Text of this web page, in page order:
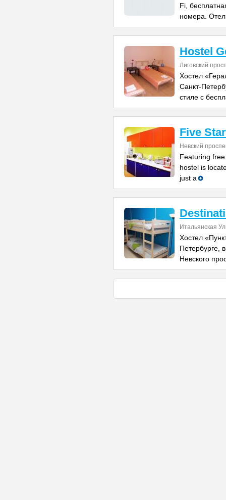
Fi,
номера.
Hostel
Лиговский
Хостел
Санкт-
стиле с
Five
Невский
Featuring
hostel is
just a
Итальянская
Хостел
Петербурге,
Невского